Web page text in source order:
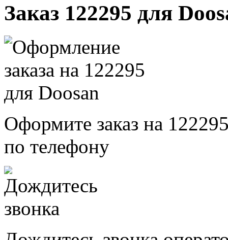
Заказ 122295 для
Оформите заказ на
по телефону